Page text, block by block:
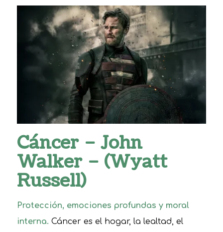
Cáncer – John
Walker – (Wyatt
Russell)
Protección, emociones profundas y moral
interna. Cáncer es el hogar, la lealtad, el